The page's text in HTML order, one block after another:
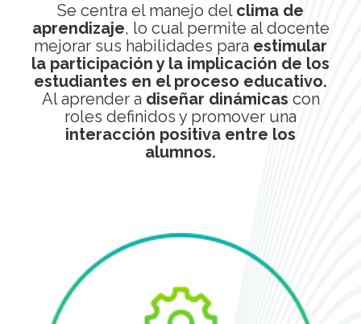
Se centra el manejo del clima de
aprendizaje, lo cual permite al docente
mejorar sus habilidades para estimular
la participación y la implicación de los
estudiantes en el proceso educativo.
Al aprender a diseñar dinámicas con
roles definidos y promover una
interacción positiva entre los
alumnos.